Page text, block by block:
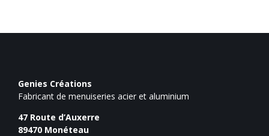
Genies Créations
Fabricant de menuiseries acier et aluminium
47 Route d’Auxerre
89470 Monéteau